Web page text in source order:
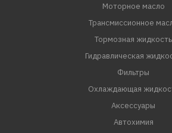
Моторное масло
Трансмиссионное
Тормозная жидкость
Гидравлическая
Фильтры
Охлаждающая
Аксессуары
Автохимия